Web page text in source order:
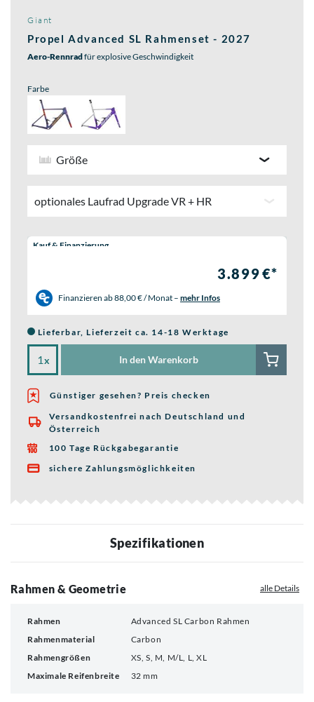
Giant
Propel Advanced SL Rahmenset - 2027
Aero-Rennradfür explosive Geschwindigkeit
Farbe
Größe
optionales Laufrad Upgrade VR + HR
Wähle eine Preisoption:
Kauf & Finanzierung
3.899 €*
Finanzieren ab88,00 € / Monat – mehr Infos
Lieferbar, Lieferzeit ca. 14-18 Werktage
x In den Warenkorb
Günstiger gesehen? Preis checken

Versandkostenfrei nach Deutschland und
Österreich
 100 Tage Rückgabegarantie
 sichere Zahlungsmöglichkeiten
Spezifikationen
Rahmen & Geometrie alle Details
Rahmen
Advanced SL Carbon Rahmen
Rahmenmaterial
Carbon
Rahmengrößen
XS, S, M, M/L, L, XL
Maximale Reifenbreite
32 mm